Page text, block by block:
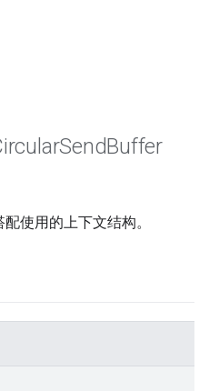
SendBuffer
使用的上下文结构。